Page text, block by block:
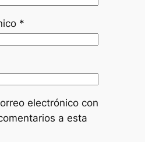
*
electrónico con
a esta